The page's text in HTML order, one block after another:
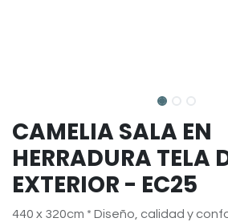
CAMELIA SALA EN
HERRADURA TELA
EXTERIOR - EC25
440 x 320cm * Diseño, calidad y